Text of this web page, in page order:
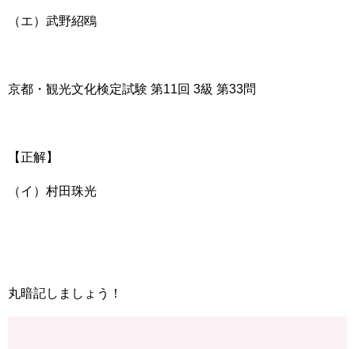
（エ）武野紹鴎
京都・観光文化検定試験 第11回 3級 第33問
【正解】
（イ）村田珠光
丸暗記しましょう！